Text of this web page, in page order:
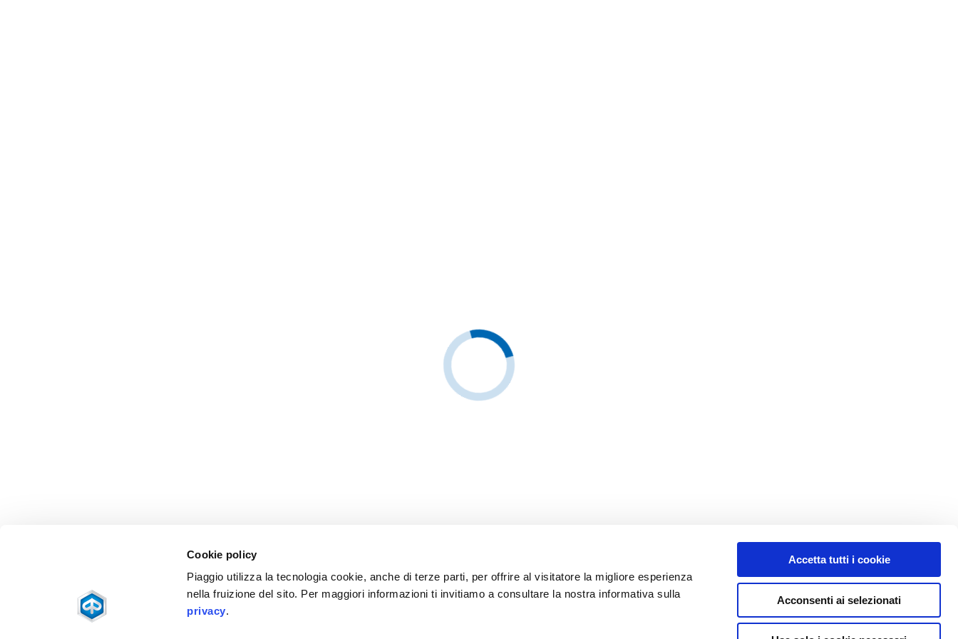
Cookie policy
Piaggio utilizza la tecnologia cookie, anche di terze parti, per offrire al visitatore la migliore esperienza
nella fruizione del sito. Per maggiori informazioni ti invitiamo a consultare la nostra informativa sulla
privacy.
Accetta tutti i cookie
Acconsenti ai selezionati